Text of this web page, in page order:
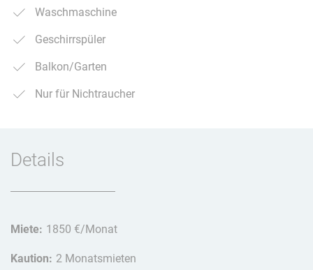
Waschmaschine
Geschirrspüler
Balkon/Garten
Nur für Nichtraucher
Details
Miete: 1850 €/Monat
Kaution: 2 Monatsmieten